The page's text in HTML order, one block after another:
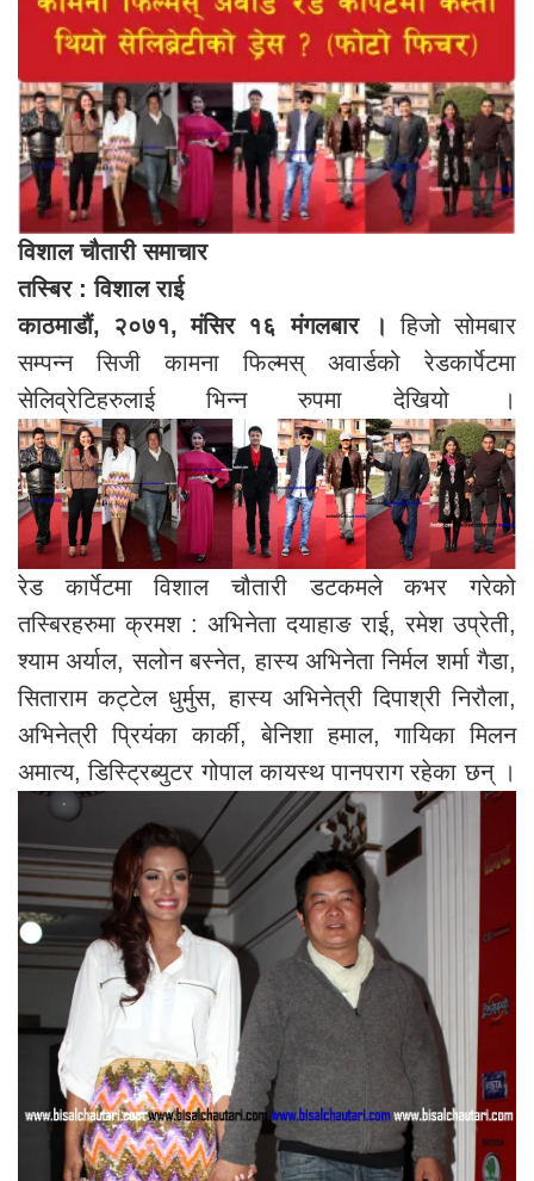
विशाल चौतारी समाचार
तस्बिर : विशाल राई
काठमाडौं, २०७१, मंसिर १६ मंगलबार । हिजो सोमबार
सम्पन्न सिजी कामना फिल्मस् अवार्डको रेडकार्पेटमा
सेलिव्रेटिहरुलाई भिन्न रुपमा देखियो ।
रेड कार्पेटमा विशाल चौतारी डटकमले कभर गरेको
तस्बिरहरुमा क्रमश : अभिनेता दयाहाङ राई, रमेश उप्रेती,
श्याम अर्याल, सलोन बस्नेत, हास्य अभिनेता निर्मल शर्मा गैडा,
सिताराम कट्टेल धुर्मुस, हास्य अभिनेत्री दिपाश्री निरौला,
अभिनेत्री प्रियंका कार्की, बेनिशा हमाल, गायिका मिलन
अमात्य, डिस्ट्रिब्युटर गोपाल कायस्थ पानपराग रहेका छन् ।